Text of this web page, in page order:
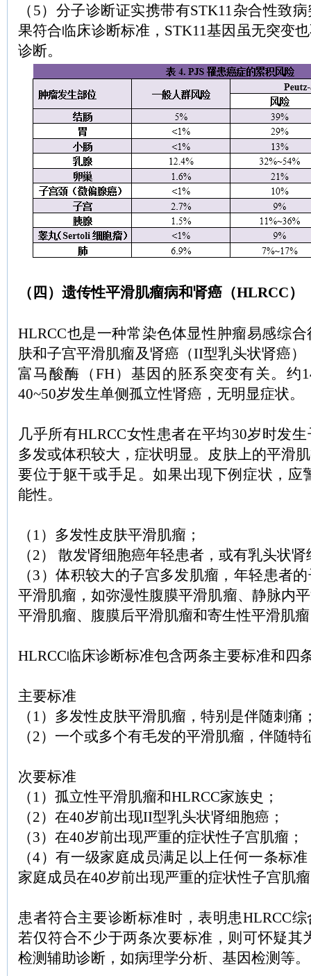
（5）分子诊断证实携带有STK11杂合性致
果符合临床诊断标准，STK11基因虽无突变
诊断。
（四）遗传性平滑肌瘤病和肾癌（HLRCC）
HLRCC也是一种常染色体显性肿瘤易感综
肤和子宫平滑肌瘤及肾癌（II型乳头状肾癌
富马酸酶（FH）基因的胚系突变有关。约
40~50岁发生单侧孤立性肾癌，无明显症状。
几乎所有HLRCC女性患者在平均30岁时发
多发或体积较大，症状明显。皮肤上的平滑
要位于躯干或手足。如果出现下例症状，应
能性。
（1）多发性皮肤平滑肌瘤；
（2） 散发肾细胞癌年轻患者，或有乳头状
（3）体积较大的子宫多发肌瘤，年轻患者
平滑肌瘤，如弥漫性腹膜平滑肌瘤、静脉内
平滑肌瘤、腹膜后平滑肌瘤和寄生性平滑肌
HLRCC临床诊断标准包含两条主要标准和四
主要标准
（1）多发性皮肤平滑肌瘤，特别是伴随刺痛
（2）一个或多个有毛发的平滑肌瘤，伴随特
次要标准
（1）孤立性平滑肌瘤和HLRCC家族史；
（2）在40岁前出现II型乳头状肾细胞癌；
（3）在40岁前出现严重的症状性子宫肌瘤；
（4）有一级家庭成员满足以上任何一条标
家庭成员在40岁前出现严重的症状性子宫肌
患者符合主要诊断标准时，表明患HLRCC
若仅符合不少于两条次要标准，则可怀疑其
检测辅助诊断，如病理学分析、基因检测等